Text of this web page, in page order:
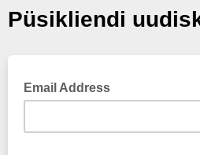
Püsikliendi
Email Address